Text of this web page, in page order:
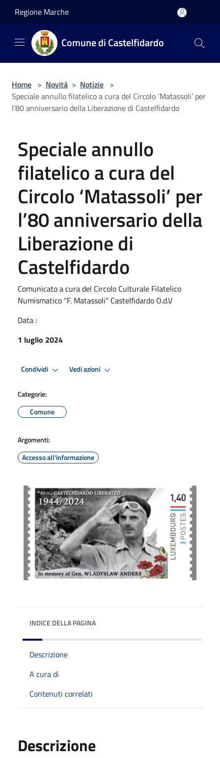
Regione Marche
Comune di Castelfidardo
Home > Novità > Notizie >
Speciale annullo filatelico a cura del Circolo ‘Matassoli’ per
l’80 anniversario della Liberazione di Castelfidardo
Speciale annullo
filatelico a cura del
Circolo ‘Matassoli’ per
l’80 anniversario della
Liberazione di
Castelfidardo
Comunicato a cura del Circolo Culturale Filatelico
Numismatico “F. Matassoli” Castelfidardo O.d.V
Data :
1 luglio 2024
Condividi Vedi azioni
Categorie:
Comune
Argomenti:
Accesso all'informazione
INDICE DELLA PAGINA
Descrizione
A cura di
Contenuti correlati
Descrizione